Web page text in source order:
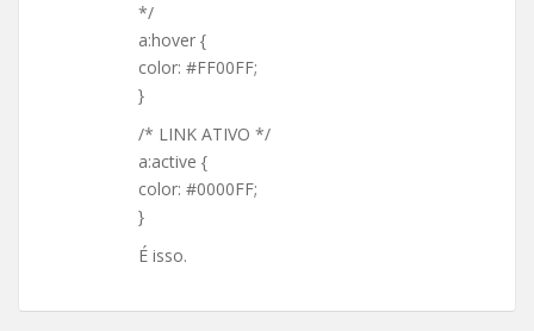
*/
a:hover {
color: #FF00FF;
}
/* LINK ATIVO */
a:active {
color: #0000FF;
}
É isso.